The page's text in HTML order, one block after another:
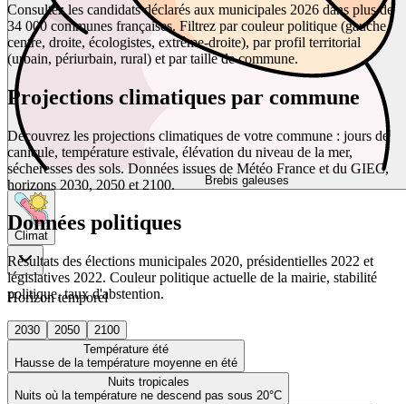
Brebis galeuses
Climat
Horizon temporel
2030 2050
2100
Température été
Hausse de la température moyenne en été
Nuits tropicales
Nuits où la température ne descend pas sous 20°C
Consultez les candidats déclarés aux municipales 2026 dans plus de
34 000 communes françaises. Filtrez par couleur politique (gauche,
centre, droite, écologistes, extrême-droite), par profil territorial
(urbain, périurbain, rural) et par taille de commune.
Projections climatiques par commune
Découvrez les projections climatiques de votre commune : jours de
canicule, température estivale, élévation du niveau de la mer,
sécheresses des sols. Données issues de Météo France et du GIEC,
horizons 2030, 2050 et 2100.
Données politiques
Résultats des élections municipales 2020, présidentielles 2022 et
législatives 2022. Couleur politique actuelle de la mairie, stabilité
politique, taux d'abstention.